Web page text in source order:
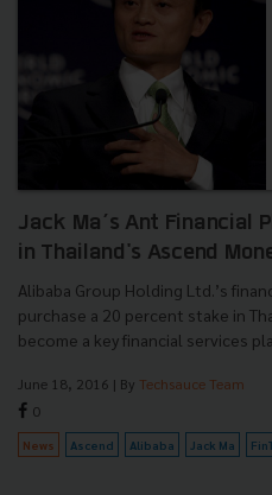
Jack Ma’s Ant Financial
in Thailand's Ascend
Alibaba Group Holding Ltd.’s
purchase a 20 percent stake in
become a key financial services
June 18, 2016 | By Techsauce Team
0
News Ascend Alibaba Jack Ma